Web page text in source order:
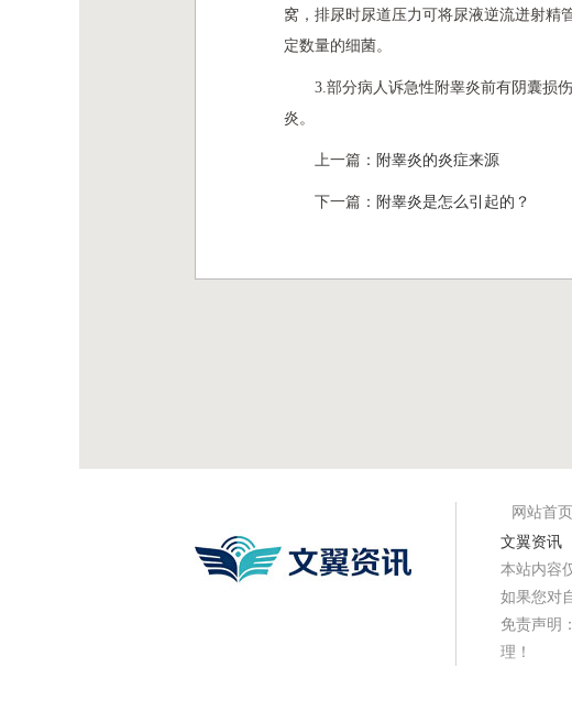
窝，排尿时尿道压力可将尿液逆流迸射
定数量的细菌。
3.部分病人诉急性附睾炎前有阴囊损
炎。
上一篇： 附睾炎的炎症来源
下一篇： 附睾炎是怎么引起的？
网站首页
文翼资讯
本站内容
如果您对
免责声明
理！